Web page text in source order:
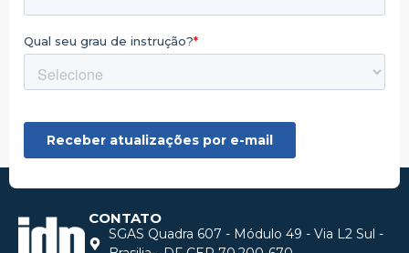
CONTATO
SGAS Quadra 607 - Módulo 49 - Via L2 Sul -